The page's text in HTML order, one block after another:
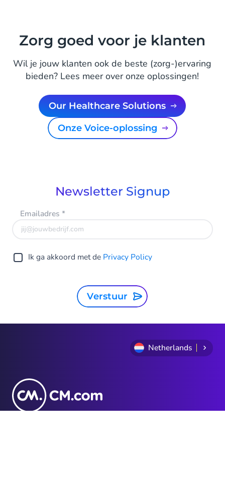
Zorg goed voor je klanten
Wil je jouw klanten ook de beste (zorg-)ervaring
bieden? Lees meer over onze oplossingen!
Our Healthcare Solutions
Onze Voice-oplossing
Newsletter Signup
Emailadres *
Ik ga akkoord met de Privacy Policy
Verstuur
Netherlands